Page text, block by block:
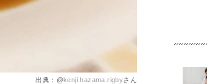
出典：@kenji.hazama.rigbyさん